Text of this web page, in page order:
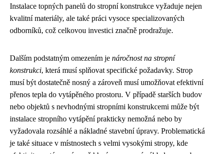
Instalace topných panelů do stropní konstrukce vyžaduje nejen
kvalitní materiály, ale také práci vysoce specializovaných
odborníků, což celkovou investici značně prodražuje.
Dalším podstatným omezením je náročnost na stropní
konstrukci, která musí splňovat specifické požadavky. Strop
musí být dostatečně nosný a zároveň musí umožňovat efektivní
přenos tepla do vytápěného prostoru. V případě starších budov
nebo objektů s nevhodnými stropními konstrukcemi může být
instalace stropního vytápění prakticky nemožná nebo by
vyžadovala rozsáhlé a nákladné stavební úpravy. Problematická
je také situace v místnostech s velmi vysokými stropy, kde